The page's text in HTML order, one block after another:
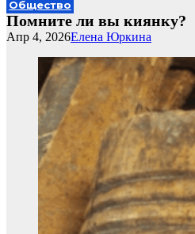
Общество
Помните ли вы киянку?
Елена Юркина
Апр 4, 2026